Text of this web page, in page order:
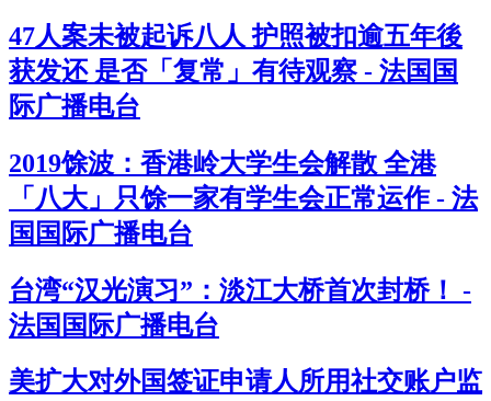
47人案未被起诉八人 护照被扣逾五年後
获发还 是否「复常」有待观察 - 法国国
际广播电台
2019馀波：香港岭大学生会解散 全港
「八大」只馀一家有学生会正常运作 - 法
国国际广播电台
台湾“汉光演习”：淡江大桥首次封桥！ -
法国国际广播电台
美扩大对外国签证申请人所用社交账户监